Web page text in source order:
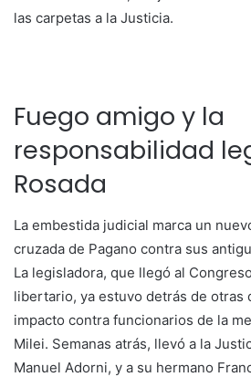
las carpetas a la Justicia.
Fuego amigo y la
responsabilidad
Rosada
La embestida judicial marca un
cruzada de Pagano contra sus
La legisladora, que llegó al
libertario, ya estuvo detrás de otras
impacto contra funcionarios de la
Milei. Semanas atrás, llevó a la
Manuel Adorni, y a su hermano